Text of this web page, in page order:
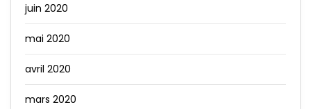
juin 2020
mai 2020
avril 2020
mars 2020